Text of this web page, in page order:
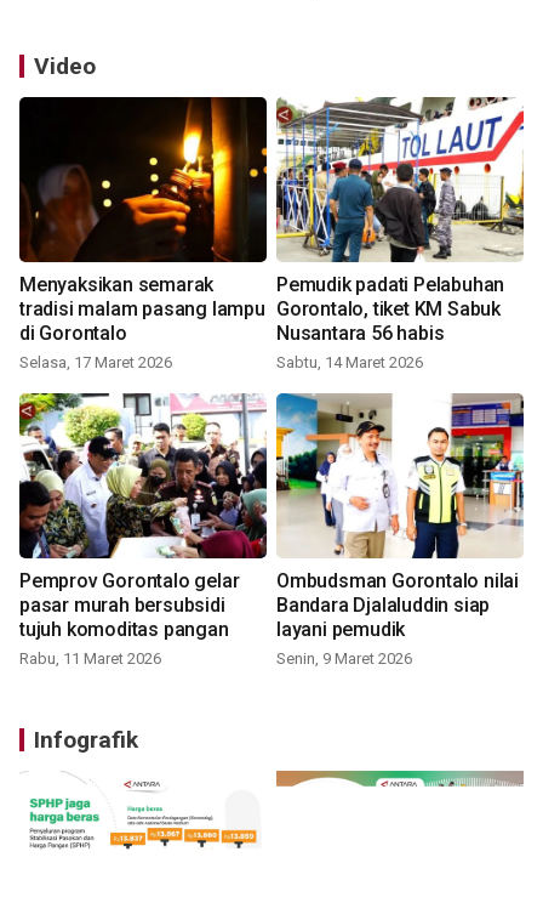
Video
Menyaksikan semarak
tradisi malam pasang lampu
di Gorontalo
Selasa, 17 Maret 2026
Pemudik padati Pelabuhan
Gorontalo, tiket KM Sabuk
Nusantara 56 habis
Sabtu, 14 Maret 2026
Pemprov Gorontalo gelar
pasar murah bersubsidi
tujuh komoditas pangan
Rabu, 11 Maret 2026
Ombudsman Gorontalo nilai
Bandara Djalaluddin siap
layani pemudik
Senin, 9 Maret 2026
Infografik